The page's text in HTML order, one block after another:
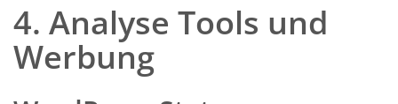
4. Analyse Tools und
Werbung